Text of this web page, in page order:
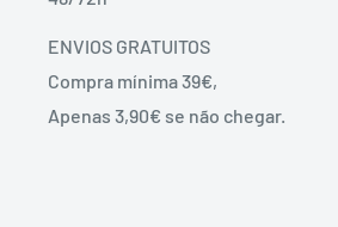
ENVIOS GRATUITOS
Compra mínima 39€,
Apenas 3,90€ se não chegar.